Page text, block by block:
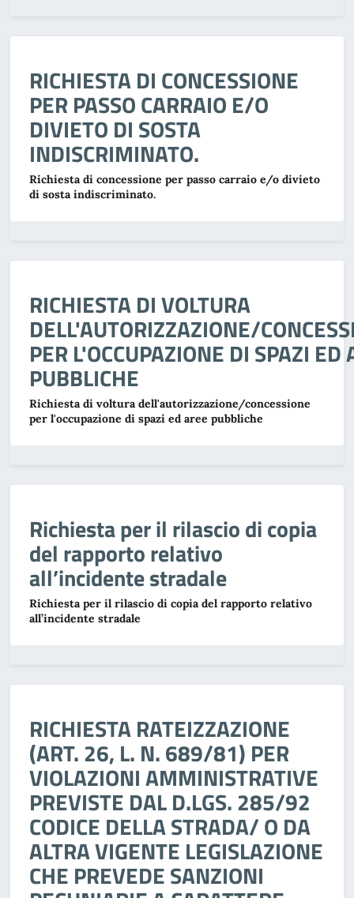
RICHIESTA DI CONCESSIONE
PER PASSO CARRAIO E/O
DIVIETO DI SOSTA
INDISCRIMINATO.
Richiesta di concessione per passo carraio e/o divieto
di sosta indiscriminato.
RICHIESTA DI VOLTURA
DELL'AUTORIZZAZIONE/
PER L'OCCUPAZIONE DI SPAZI ED
PUBBLICHE
Richiesta di voltura dell'autorizzazione/concessione
per l'occupazione di spazi ed aree pubbliche
Richiesta per il rilascio di copia
del rapporto relativo
all’incidente stradale
Richiesta per il rilascio di copia del rapporto relativo
all’incidente stradale
RICHIESTA RATEIZZAZIONE
(ART. 26, L. N. 689/81) PER
VIOLAZIONI AMMINISTRATIVE
PREVISTE DAL D.LGS. 285/92
CODICE DELLA STRADA/ O DA
ALTRA VIGENTE LEGISLAZIONE
CHE PREVEDE SANZIONI